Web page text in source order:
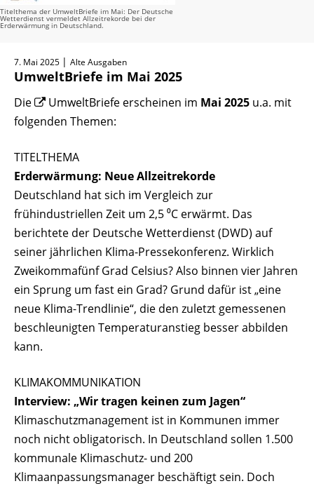
Titelthema der UmweltBriefe im Mai: Der Deutsche
Wetterdienst vermeldet Allzeitrekorde bei der
Erderwärmung in Deutschland.
7. Mai 2025 | Alte Ausgaben
UmweltBriefe im Mai 2025
Die UmweltBriefe erscheinen im Mai 2025 u.a. mit
folgenden Themen:
TITELTHEMA
Erderwärmung: Neue Allzeitrekorde
Deutschland hat sich im Vergleich zur
frühindustriellen Zeit um 2,5 ⁰C erwärmt. Das
berichtete der Deutsche Wetterdienst (DWD) auf
seiner jährlichen Klima-Pressekonferenz. Wirklich
Zweikommafünf Grad Celsius? Also binnen vier Jahren
ein Sprung um fast ein Grad? Grund dafür ist „eine
neue Klima-Trendlinie“, die den zuletzt gemessenen
beschleunigten Temperaturanstieg besser abbilden
kann.
KLIMAKOMMUNIKATION
Interview: „Wir tragen keinen zum Jagen“
Klimaschutzmanagement ist in Kommunen immer
noch nicht obligatorisch. In Deutschland sollen 1.500
kommunale Klimaschutz- und 200
Klimaanpassungsmanager beschäftigt sein. Doch